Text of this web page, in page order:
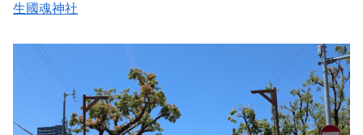
生國魂神社